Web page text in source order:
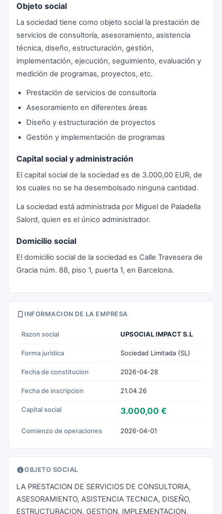
Objeto social
La sociedad tiene como objeto social la prestación de
servicios de consultoría, asesoramiento, asistencia
técnica, diseño, estructuración, gestión,
implementación, ejecución, seguimiento, evaluación y
medición de programas, proyectos, etc.
Prestación de servicios de consultoría
Asesoramiento en diferentes áreas
Diseño y estructuración de proyectos
Gestión y implementación de programas
Capital social y administración
El capital social de la sociedad es de 3.000,00 EUR, de
los cuales no se ha desembolsado ninguna cantidad.
La sociedad está administrada por Miguel de Paladella
Salord, quien es el único administrador.
Domicilio social
El domicilio social de la sociedad es Calle Travesera de
Gracia núm. 88, piso 1, puerta 1, en Barcelona.
INFORMACION DE LA EMPRESA
Razon social UPSOCIAL IMPACT S.L
Forma juridica Sociedad Limitada (SL)
Fecha de constitucion 2026-04-28
Fecha de inscripcion 21.04.26
Capital social 3.000,00 €
Comienzo de operaciones 2026-04-01
OBJETO SOCIAL
LA PRESTACION DE SERVICIOS DE CONSULTORIA,
ASESORAMIENTO, ASISTENCIA TECNICA, DISEÑO,
ESTRUCTURACION, GESTION, IMPLEMENTACION,